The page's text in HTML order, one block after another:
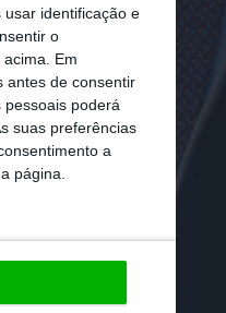
identificação e
o
Em
antes de consentir
poderá
suas preferências
a
página.